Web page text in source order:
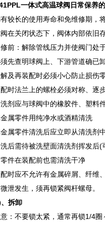
一体式高温球阀日常保养
较长的使用寿命和免维修期，
在关闭状态下，阀体内部依旧
前：解除管线压力并使阀门处
先查明球阀上、下游管道确已
及再装配时必须小心防止损伤
时法兰上的螺栓必须对称、逐
剂应与球阀中的橡胶件、塑料
属零件用纯净水或酒精清洗
属零件清洗后应立即从清洗剂
后需待被洗壁面清洗剂挥发后
件在装配前也需清洗干净
时应不允许有金属碎屑、纤维
泄发生，须再锁紧阀杆螺母。
拆卸
：不要锁太紧，通常再锁1/4圈